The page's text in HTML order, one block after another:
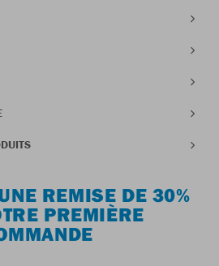
REMISE DE 30%
PREMIÈRE